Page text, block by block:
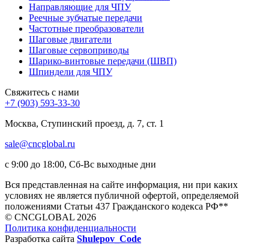
Направляющие для ЧПУ
Реечные зубчатые передачи
Частотные преобразователи
Шаговые двигатели
Шаговые сервоприводы
Шарико-винтовые передачи (ШВП)
Шпиндели для ЧПУ
Свяжитесь с нами
+7 (903) 593-33-30
Москва, Ступинский проезд, д. 7, ст. 1
sale@cncglobal.ru
с 9:00 до 18:00, Сб-Вс выходные дни
Вся представленная на сайте информация, ни при каких
условиях не является публичной офертой, определяемой
положениями Статьи 437 Гражданского кодекса РФ**
© CNCGLOBAL 2026
Политика конфиденциальности
Разработка сайта Shulepov_Code